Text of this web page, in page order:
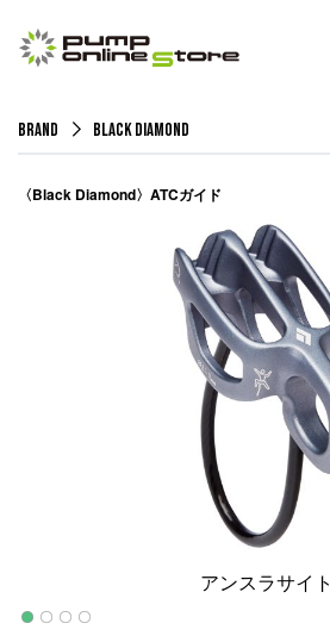
BRAND arrow_forward_ios Black Diamond
〈Black Diamond〉ATCガイド
アンスラサイト